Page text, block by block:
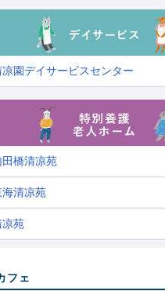
凉園デイサービスセンター
田橋清凉苑
海清凉苑
凉苑
フェ